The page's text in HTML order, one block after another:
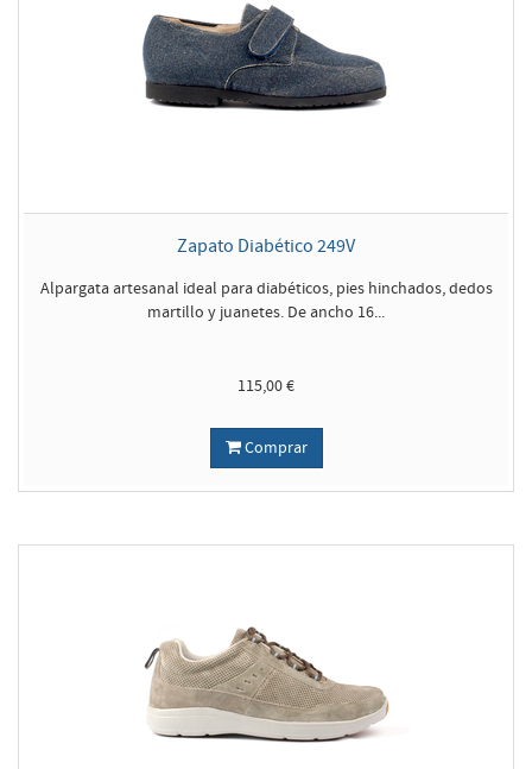
Zapato Diabético 249V
Alpargata artesanal ideal para diabéticos, pies hinchados, dedos
martillo y juanetes. De ancho 16...
115,00 €
Comprar